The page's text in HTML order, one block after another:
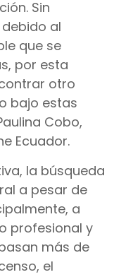
Sin
al
que se
por esta
otro
bajo estas
Cobo,
Ecuador.
la búsqueda
a pesar de
a
profesional y
más de
el